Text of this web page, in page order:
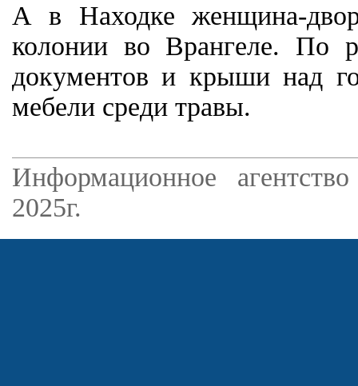
А в Находке женщина-
колонии во Врангеле. По
документов и крыши над
мебели среди травы.
Информационное
2025г.